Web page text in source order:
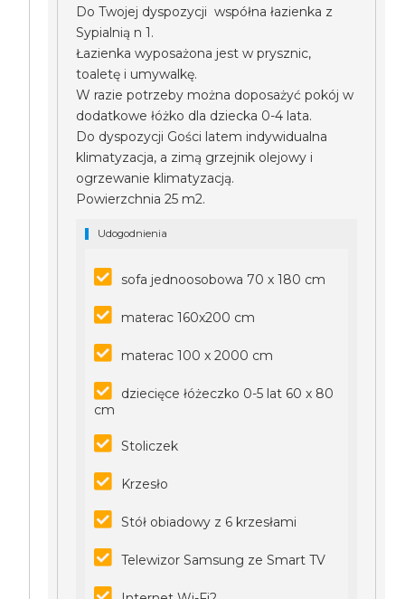
Do Twojej dyspozycji współna łazienka z
Sypialnią n 1.
Łazienka wyposażona jest w prysznic,
toaletę i umywalkę.
W razie potrzeby można doposażyć pokój w
dodatkowe łóżko dla dziecka 0-4 lata.
Do dyspozycji Gości latem indywidualna
klimatyzacja, a zimą grzejnik olejowy i
ogrzewanie klimatyzacją.
Powierzchnia 25 m2.
Udogodnienia
sofa jednoosobowa 70 x 180 cm
materac 160x200 cm
materac 100 x 2000 cm
dziecięce łóżeczko 0-5 lat 60 x 80
cm
Stoliczek
Krzesło
Stół obiadowy z 6 krzesłami
Telewizor Samsung ze Smart TV